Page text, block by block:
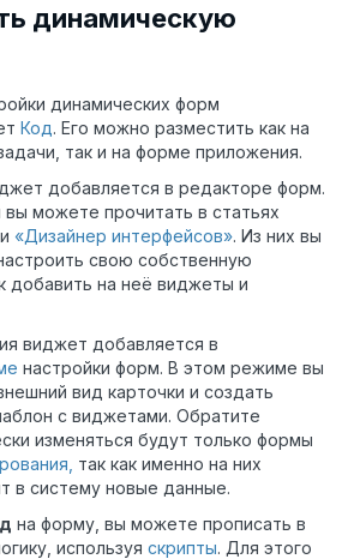
динамическую
динамических форм
Код. Его можно разместить как на
так и на форме приложения.
добавляется в редакторе форм.
можете прочитать в статьях
и «Дизайнер интерфейсов». Из них вы
свою собственную
добавить на неё виджеты и
виджет добавляется в
настройки форм. В этом режиме вы
вид карточки и создать
с виджетами. Обратите
изменяться будут только формы
так как именно на них
в систему новые данные.
на форму, вы можете прописать в
используя скрипты. Для этого